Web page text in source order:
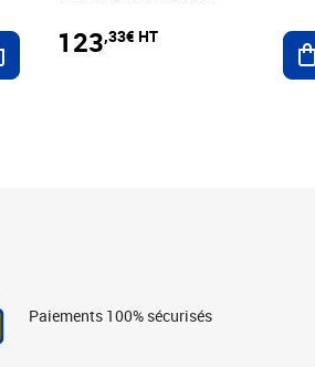
Ajouter au panier
123,33€ HT
Paiements 100% sécurisés